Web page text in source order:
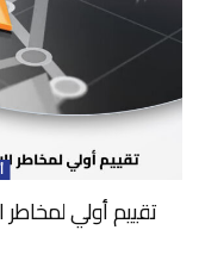
تقييم أولي لمخاطر